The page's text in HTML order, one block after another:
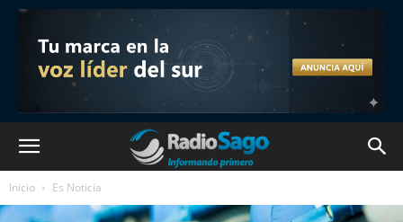
Inicio Es Noticia